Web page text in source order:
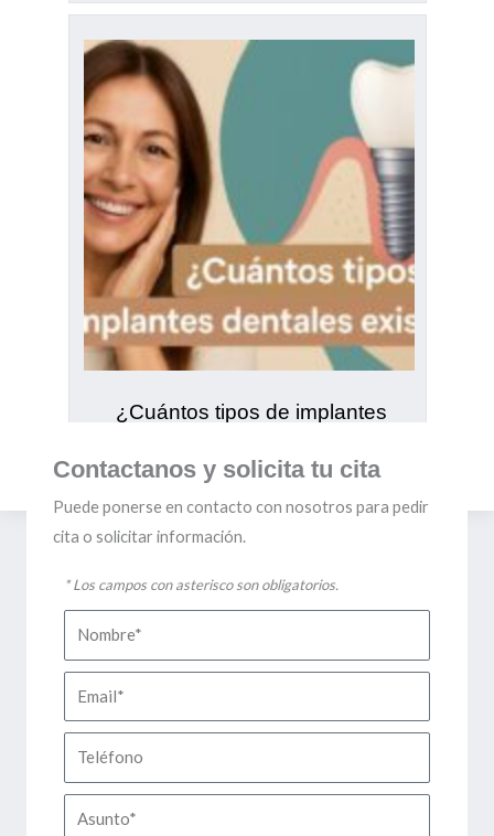
¿Cuántos tipos de implantes
Contactanos y solicita tu cita
Puede ponerse en contacto con nosotros para pedir
cita o solicitar información.
* Los campos con asterisco son obligatorios.